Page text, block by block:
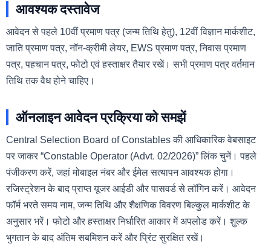
आवश्यक दस्तावेज
आवेदन से पहले 10वीं प्रमाण पत्र (जन्म तिथि हेतु), 12वीं विज्ञान मार्कशीट,
जाति प्रमाण पत्र, नॉन-क्रीमी लेयर, EWS प्रमाण पत्र, निवास प्रमाण
पत्र, पहचान पत्र, फोटो एवं हस्ताक्षर तैयार रखें। सभी प्रमाण पत्र वर्तमान
तिथि तक वैध होने चाहिए।
ऑनलाइन आवेदन प्रक्रिया को समझें
Central Selection Board of Constables की आधिकारिक वेबसाइट
पर जाकर “Constable Operator (Advt. 02/2026)” लिंक चुनें। पहले
पंजीकरण करें, जहां मोबाइल नंबर और ईमेल सत्यापन आवश्यक होगा।
रजिस्ट्रेशन के बाद प्राप्त यूजर आईडी और पासवर्ड से लॉगिन करें। आवेदन
फॉर्म भरते समय नाम, जन्म तिथि और शैक्षणिक विवरण बिल्कुल मार्कशीट के
अनुसार भरें। फोटो और हस्ताक्षर निर्धारित आकार में अपलोड करें। शुल्क
भुगतान के बाद अंतिम सबमिशन करें और प्रिंट सुरक्षित रखें।